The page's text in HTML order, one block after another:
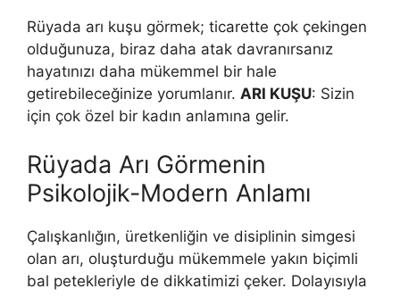
Rüyada arı kuşu görmek; ticarette çok çekingen
olduğunuza, biraz daha atak davranırsanız
hayatınızı daha mükemmel bir hale
getirebileceğinize yorumlanır. ARI KUŞU: Sizin
için çok özel bir kadın anlamına gelir.
Rüyada Arı Görmenin
Psikolojik-Modern Anlamı
Çalışkanlığın, üretkenliğin ve disiplinin simgesi
olan arı, oluşturduğu mükemmele yakın biçimli
bal petekleriyle de dikkatimizi çeker. Dolayısıyla